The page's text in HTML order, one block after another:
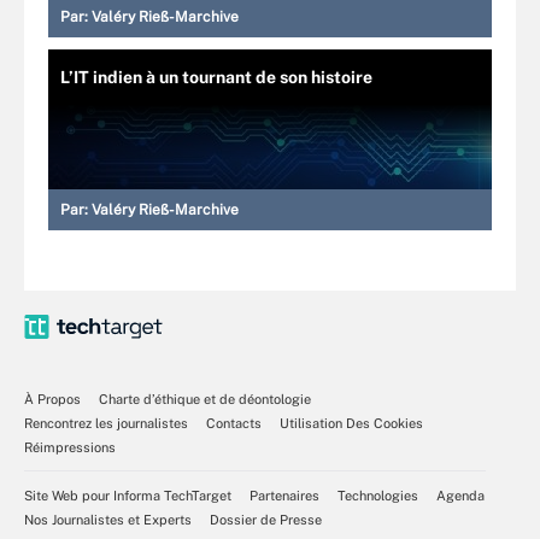
Par: Valéry Rieß-Marchive
L’IT indien à un tournant de son histoire
Par: Valéry Rieß-Marchive
À Propos
Charte d’éthique et de déontologie
Rencontrez les journalistes
Contacts
Utilisation Des Cookies
Réimpressions
Site Web pour Informa TechTarget Partenaires Technologies
Agenda
Nos Journalistes et Experts
Dossier de Presse